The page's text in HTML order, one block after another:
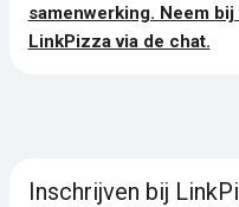
samenwerking. Neem
LinkPizza via de chat.
Inschrijven bij